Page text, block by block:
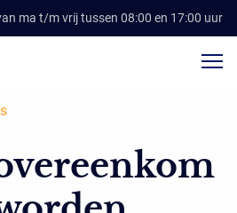
ma t/m vrij tussen 08:00 en 17:00 uur